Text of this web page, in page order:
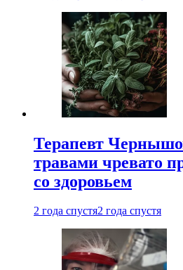
Терапевт
травами чревато
со здоровьем
2 года спустя2 года спустя